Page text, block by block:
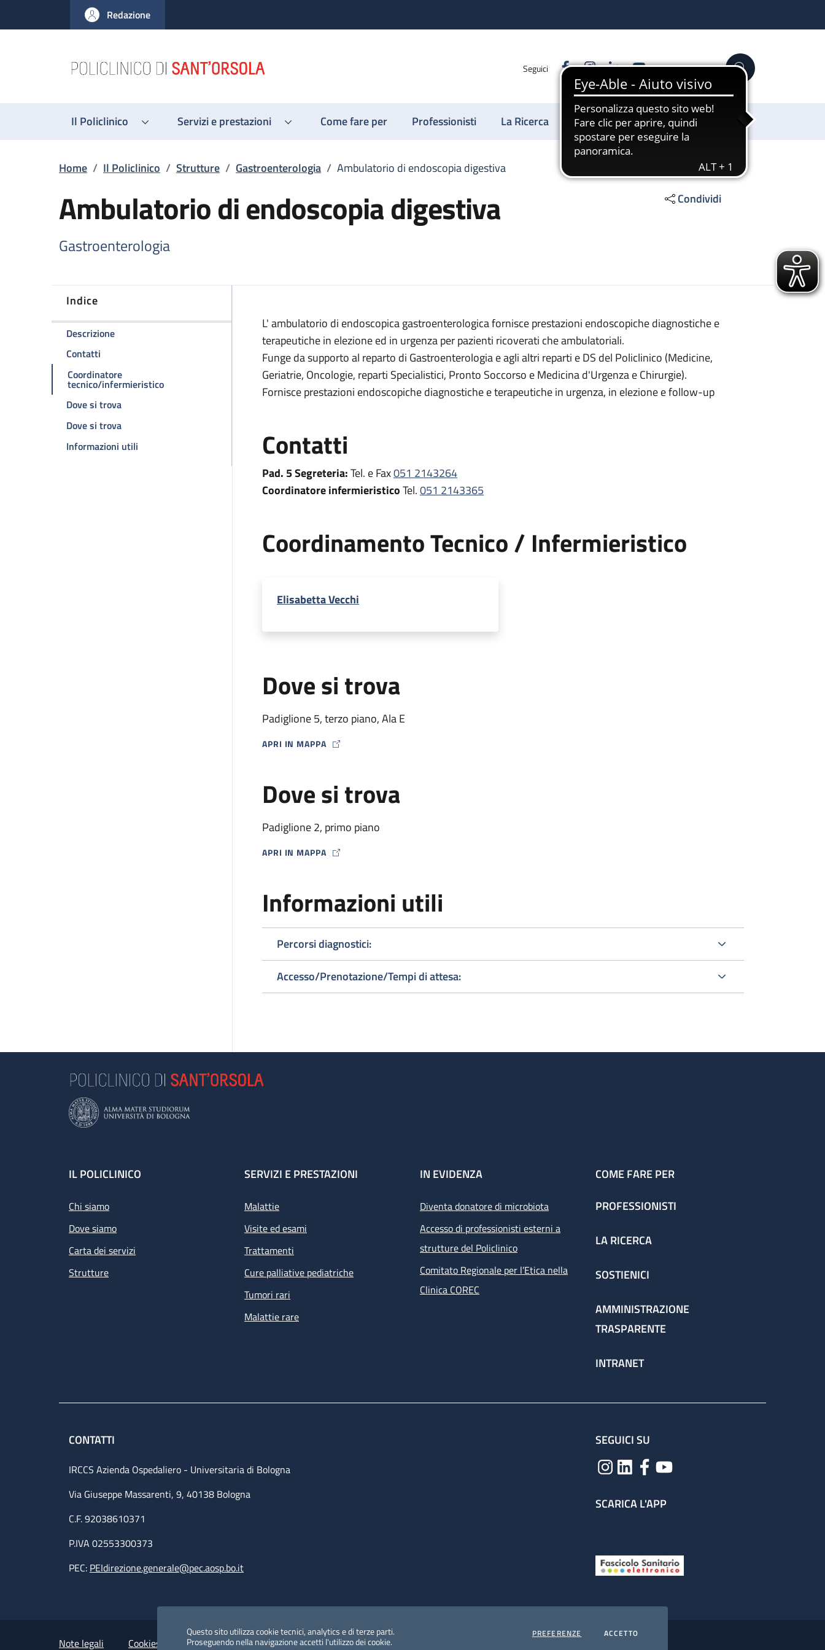
al contenuto principale
to footer content
Questo sito utilizza cookie tecnici, analytics e di terze parti.
Proseguendo nella navigazione accetti l'utilizzo dei cookie.
PREFERENZE COOKIESACCETTOI COOKIES
Redazione
Seguici FacebookInstagram
LinkedinYouTube Cerca
Il Policlinico Servizi e prestazioni Come fare per Professionisti La Ricerca Sostienici
Briciole di pane
Home / Il Policlinico / Strutture / Gastroenterologia / Ambulatorio di endoscopia digestiva
Ambulatorio di endoscopia digestiva
Gastroenterologia
Condividi
Indice
Descrizionedella pagina Ambulatorio di endoscopia digestiva
Contatti della pagina Ambulatorio di endoscopia digestiva
Coordinatore
tecnico/infermieristicodella pagina Ambulatorio di endoscopia digestiva
Dove si trovadella pagina Ambulatorio di endoscopia digestiva
Dove si trovadella pagina Ambulatorio di endoscopia digestiva
Informazioni utili della pagina Ambulatorio di endoscopia digestiva
Descrizione
L' ambulatorio di endoscopica gastroenterologica fornisce prestazioni endoscopiche diagnostiche e
terapeutiche in elezione ed in urgenza per pazienti ricoverati che ambulatoriali.
Funge da supporto al reparto di Gastroenterologia e agli altri reparti e DS del Policlinico (Medicine,
Geriatrie, Oncologie, reparti Specialistici, Pronto Soccorso e Medicina d'Urgenza e Chirurgie).
Fornisce prestazioni endoscopiche diagnostiche e terapeutiche in urgenza, in elezione e follow-up
Contatti
Pad. 5 Segreteria:Tel. e Fax051 2143264
Coordinatore infermieristicoTel.051 2143365
Coordinamento Tecnico / Infermieristico
Elisabetta Vecchi
Dove si trova
Padiglione 5, terzo piano, Ala E
APRI IN MAPPA
MAP ICON
Dove si trova
Padiglione 2, primo piano
APRI IN MAPPA
MAP ICON
Informazioni utili
Percorsi diagnostici:
Accesso/Prenotazione/Tempi di attesa:
Footer
IL POLICLINICO
Chi siamo
Dove siamo
Carta dei servizi
Strutture
SERVIZI E PRESTAZIONI
Malattie
Visite ed esami
Trattamenti
Cure palliative pediatriche
Tumori rari
Malattie rare
IN EVIDENZA
Diventa donatore di microbiota
Accesso di professionisti esterni a
strutture del Policlinico
Comitato Regionale per l’Etica nella
Clinica COREC
COME FARE PER
PROFESSIONISTI
LA RICERCA
SOSTIENICI
AMMINISTRAZIONE
TRASPARENTE
INTRANET
CONTATTI
IRCCS Azienda Ospedaliero - Universitaria di Bologna
Via Giuseppe Massarenti, 9, 40138 Bologna
C.F. 92038610371
P.IVA 02553300373
PEC: PEIdirezione.generale@pec.aosp.bo.it
SEGUICI SU
SCARICA L'APP
Small prints
Useful links section
Note legali Cookies Policy Policy privacy e protezione del dato personale